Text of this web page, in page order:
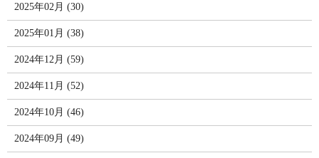
2025年02月 (30)
2025年01月 (38)
2024年12月 (59)
2024年11月 (52)
2024年10月 (46)
2024年09月 (49)